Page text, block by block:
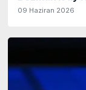
09 Haziran 2026